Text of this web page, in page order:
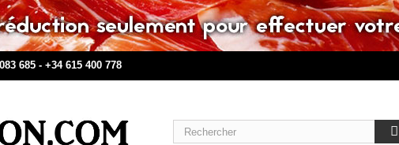
685 - +34 615 400 778